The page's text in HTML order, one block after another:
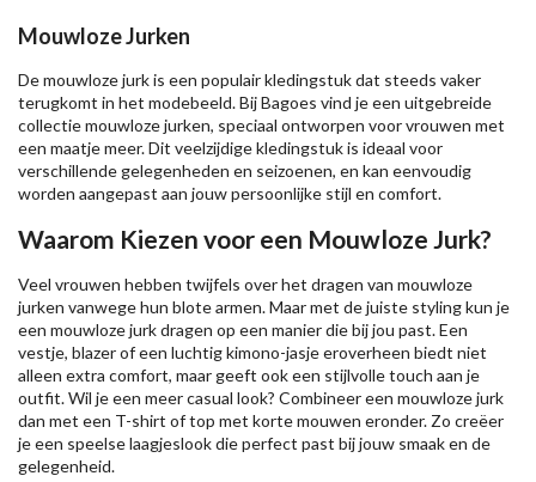
Mouwloze Jurken
De mouwloze jurk is een populair kledingstuk dat steeds vaker
terugkomt in het modebeeld. Bij Bagoes vind je een uitgebreide
collectie mouwloze jurken, speciaal ontworpen voor vrouwen met
een maatje meer. Dit veelzijdige kledingstuk is ideaal voor
verschillende gelegenheden en seizoenen, en kan eenvoudig
worden aangepast aan jouw persoonlijke stijl en comfort.
Waarom Kiezen voor een Mouwloze Jurk?
Veel vrouwen hebben twijfels over het dragen van mouwloze
jurken vanwege hun blote armen. Maar met de juiste styling kun je
een mouwloze jurk dragen op een manier die bij jou past. Een
vestje, blazer of een luchtig kimono-jasje eroverheen biedt niet
alleen extra comfort, maar geeft ook een stijlvolle touch aan je
outfit. Wil je een meer casual look? Combineer een mouwloze jurk
dan met een T-shirt of top met korte mouwen eronder. Zo creëer
je een speelse laagjeslook die perfect past bij jouw smaak en de
gelegenheid.